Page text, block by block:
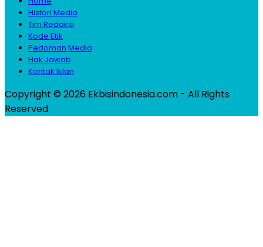
Histori Media
Tim Redaksi
Kode Etik
Pedoman Media
Hak Jawab
Kontak Iklan
Copyright © 2026 Ekbisindonesia.com - All Rights
Reserved